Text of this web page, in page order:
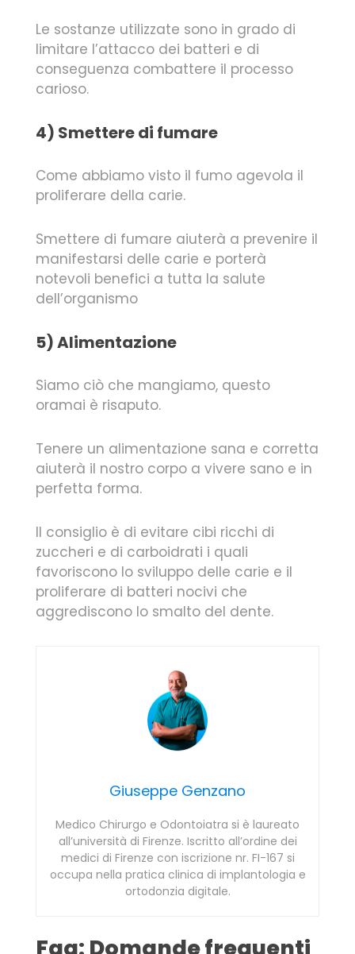
Le sostanze utilizzate sono in grado di
limitare l’attacco dei batteri e di
conseguenza combattere il processo
carioso.
4) Smettere di fumare
Come abbiamo visto il fumo agevola il
proliferare della carie.
Smettere di fumare aiuterà a prevenire il
manifestarsi delle carie e porterà
notevoli benefici a tutta la salute
dell’organismo
5) Alimentazione
Siamo ciò che mangiamo, questo
oramai è risaputo.
Tenere un alimentazione sana e corretta
aiuterà il nostro corpo a vivere sano e in
perfetta forma.
Il consiglio è di evitare cibi ricchi di
zuccheri e di carboidrati i quali
favoriscono lo sviluppo delle carie e il
proliferare di batteri nocivi che
aggrediscono lo smalto del dente.
Giuseppe Genzano
Medico Chirurgo e Odontoiatra si è laureato
all’università di Firenze. Iscritto all’ordine dei
medici di Firenze con iscrizione nr. FI-167 si
occupa nella pratica clinica di implantologia e
ortodonzia digitale.